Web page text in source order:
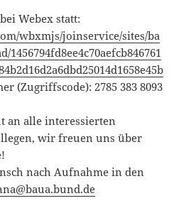
Webex statt:
wbxmjs/joinservice/sites/ba
(Zugriffscode): 2785 383 8093
an alle interessierten
wir freuen uns über
nach Aufnahme in den